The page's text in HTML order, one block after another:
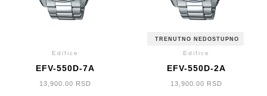
Edifice
EFV-550D-7A
13,900.00 RSD
TRENUTNO NEDOSTUPNO
Edifice
EFV-550D-2A
13,900.00 RSD